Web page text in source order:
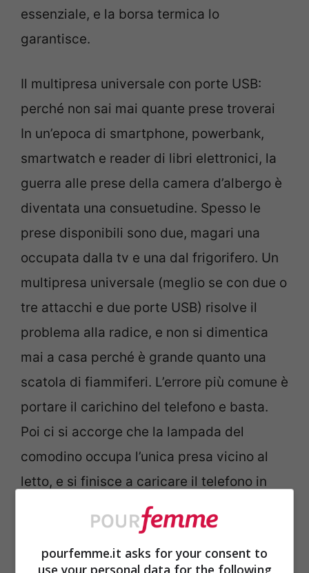
essenziale, e la borsa termica lo
garantisce.
Il multipresa universale con porte USB:
perché non sai mai quante prese troverai
In un’epoca di smartphone, powerbank,
smartwatch e reader di libri elettronici, la
guerra alle prese della camera d’albergo è
diventata una consuetudine. Spesso le
prese disponibili sono due, magari una
occupata dalla tv e una dal frigorifero. Un
multipresa universale (meglio se con due o
tre attacchi e due porte USB) risolve il
problema alla radice, e non si dimentica
mai a casa perché è grande quanto una
scatola di fiammiferi. L’errore più comune è
portare il carichino del telefono e basta.
Poi ci si accorge che la lampada del
comodino occupa l’unica presa vicino al
letto, e si finisce a caricare il telefono in
bagno, fuori dalla porta. Un piccolo
investimento di 10-15 euro che evita litigi
di coppia e notti con batteria scarica.
pourfemme.it asks for your consent to
use your personal data for the following